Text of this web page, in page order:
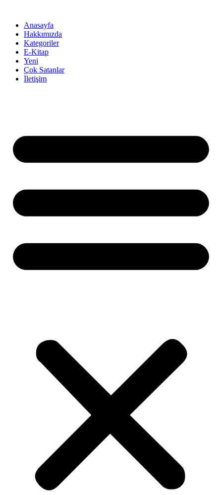
Anasayfa
Hakkımızda
Kategoriler
E-Kitap
Yeni
Çok Satanlar
İletişim